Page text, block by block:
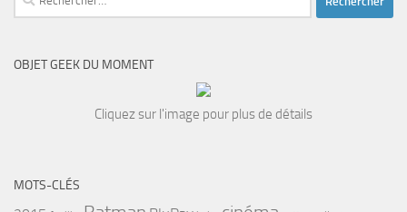
OBJET GEEK DU MOMENT
Cliquez sur l'image pour plus de détails
MOTS-CLÉS